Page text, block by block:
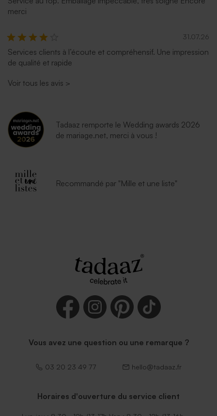
merci
31.07.26
Services clients à l’écoute et compréhensif. Une impression
de qualité et rapide
Voir tous les avis >
Tadaaz remporte le Wedding awards 2026
de mariage.net, merci à vous !
Recommandé par "Mille et une liste"
Vous avez une question ou une remarque ?
03 20 23 49 77 hello@tadaaz.fr
Horaires d'ouverture du service client